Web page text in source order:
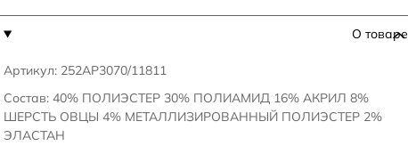
О товаре
Артикул: 252AP3070/11811
Состав: 40% ПОЛИЭСТЕР 30% ПОЛИАМИД 16% АКРИЛ 8%
ШЕРСТЬ ОВЦЫ 4% МЕТАЛЛИЗИРОВАННЫЙ ПОЛИЭСТЕР 2%
ЭЛАСТАН